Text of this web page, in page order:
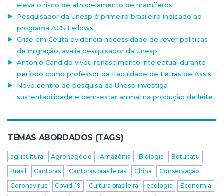
eleva o risco de atropelamento de mamíferos
Pesquisador da Unesp é primeiro brasileiro indicado ao
programa ACS Fellows
Crise em Ceuta evidencia necessidade de rever políticas
de migração, avalia pesquisador da Unesp
Antonio Candido viveu renascimento intelectual durante
período como professor da Faculdade de Letras de Assis
Novo centro de pesquisa da Unesp investiga
sustentabilidade e bem-estar animal na produção de leite
TEMAS ABORDADOS (TAGS)
agricultura Agronegócio Amazônia Biologia
Botucatu
Brasil
Cantoras Cantoras brasileiras China
Conservação
Coronavírus
Covid-19 Cultura brasileira ecologia
Economia